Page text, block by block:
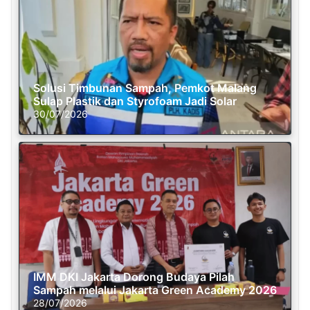
Solusi Timbunan Sampah, Pemkot Malang
Sulap Plastik dan Styrofoam Jadi Solar
30/07/2026
IMM DKI Jakarta Dorong Budaya Pilah
Sampah melalui Jakarta Green Academy 2026
28/07/2026